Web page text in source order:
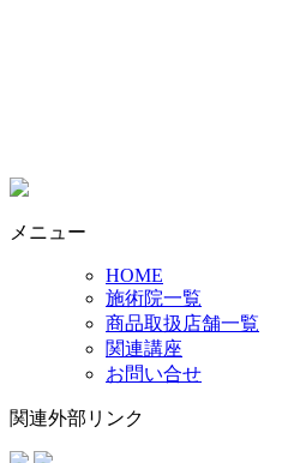
メニュー
HOME
施術院一覧
商品取扱店舗一覧
関連講座
お問い合せ
関連外部リンク